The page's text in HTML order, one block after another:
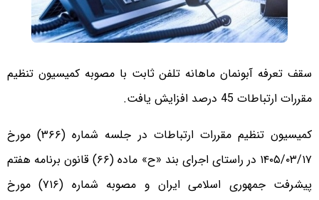
سقف تعرفه آبونمان ماهانه تلفن ثابت با مصوبه کمیسیون تنظیم
مقررات ارتباطات 45 درصد افزایش یافت.
کمیسیون تنظیم مقررات ارتباطات در جلسه شماره (۳۶۶) مورخ
۱۴۰۵/۰۳/۱۷ در راستای اجرای بند «ح» ماده (۶۶) قانون برنامه هفتم
پیشرفت جمهوری اسلامی ایران و مصوبه شماره (۷۱۶) مورخ